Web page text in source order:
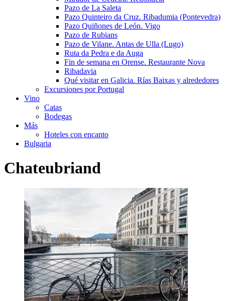
Pazo de La Saleta
Pazo Quinteiro da Cruz. Ribadumia (Pontevedra)
Pazo Quiñones de León. Vigo
Pazo de Rubians
Pazo de Vilane. Antas de Ulla (Lugo)
Ruta da Pedra e da Auga
Fin de semana en Orense. Restaurante Nova
Ribadavia
Qué visitar en Galicia. Rías Baixas y alrededores
Excursiones por Portugal
Vino
Catas
Bodegas
Más
Hoteles con encanto
Bulgaria
Chateubriand